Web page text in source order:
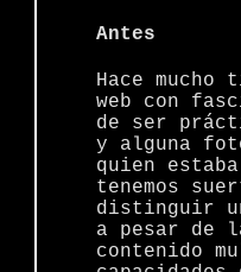
Antes
Hace
web con
de ser
y alguna
quien
tenemos
distinguir
a pesar de
contenido